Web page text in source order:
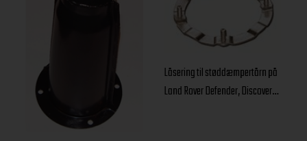
Låsering til støddæmpertårn på
Land Rover Defender, Discovery I